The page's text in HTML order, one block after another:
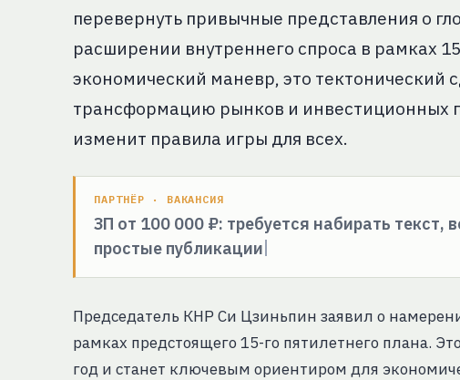
перевернуть привычные представления о
расширении внутреннего спроса в рамках
экономический маневр, это
трансформацию рынков и инвестиционных
изменит правила игры для всех.
ПАРТНЁР · ВАКАНСИЯ
ЗП от 100 000 ₽: требуется набирать текст,
простые публикации
Председатель КНР Си Цзиньпин заявил о
рамках предстоящего 15-го пятилетнего плана.
год и станет ключевым ориентиром для